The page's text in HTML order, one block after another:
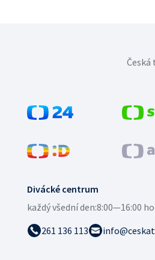
Divácké centrum
každý všední den:8:00—16:00
261 136 113
Česká